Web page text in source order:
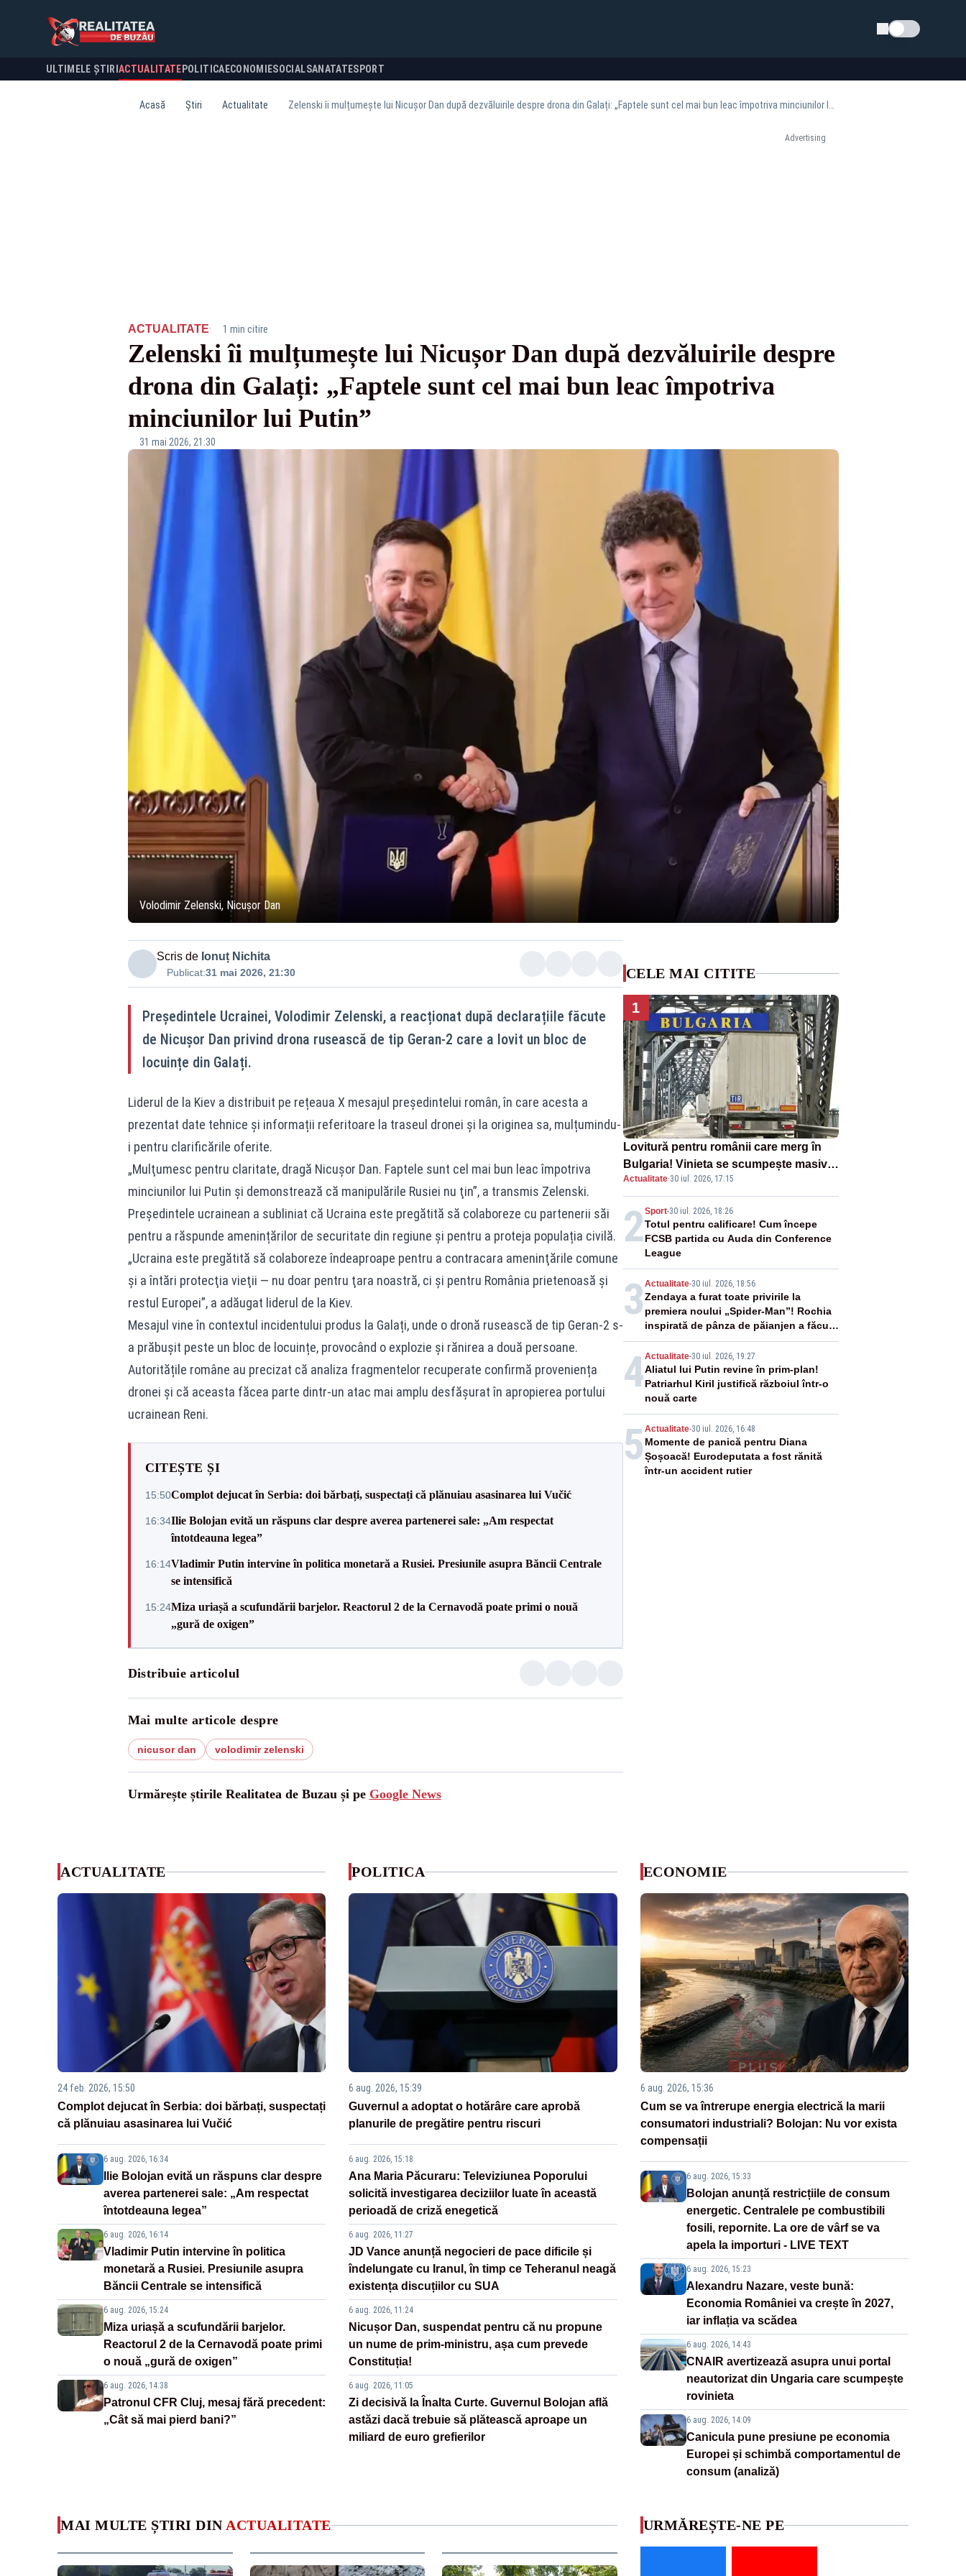
Schimba tema
ULTIMELE ȘTIRI ACTUALITATE POLITICA ECONOMIESOCIALSANATATESPORT
Acasă Știri Actualitate
Advertising
ACTUALITATE· 1 min citire
Zelenski îi mulțumește lui Nicușor Dan după dezvăluirile despre
drona din Galați: „Faptele sunt cel mai bun leac împotriva
minciunilor lui Putin”
31 mai 2026, 21:30
Volodimir Zelenski, Nicușor Dan
Scris de Ionuț Nichita
Publicat:31 mai 2026, 21:30
Președintele Ucrainei, Volodimir Zelenski, a reacționat după declarațiile făcute
de Nicușor Dan privind drona rusească de tip Geran-2 care a lovit un bloc de
locuințe din Galați.
Liderul de la Kiev a distribuit pe rețeaua X mesajul președintelui român, în care acesta a
prezentat date tehnice și informații referitoare la traseul dronei și la originea sa, mulțumindu-
i pentru clarificările oferite.
„Mulţumesc pentru claritate, dragă Nicuşor Dan. Faptele sunt cel mai bun leac împotriva
minciunilor lui Putin şi demonstrează că manipulările Rusiei nu ţin”, a transmis Zelenski.
Președintele ucrainean a subliniat că Ucraina este pregătită să colaboreze cu partenerii săi
pentru a răspunde amenințărilor de securitate din regiune și pentru a proteja populația civilă.
„Ucraina este pregătită să colaboreze îndeaproape pentru a contracara ameninţările comune
şi a întări protecţia vieţii — nu doar pentru ţara noastră, ci şi pentru România prietenoasă şi
restul Europei”, a adăugat liderul de la Kiev.
Mesajul vine în contextul incidentului produs la Galați, unde o dronă rusească de tip Geran-2 s-
a prăbușit peste un bloc de locuințe, provocând o explozie și rănirea a două persoane.
Autoritățile române au precizat că analiza fragmentelor recuperate confirmă proveniența
dronei și că aceasta făcea parte dintr-un atac mai amplu desfășurat în apropierea portului
ucrainean Reni.
CITEȘTE ȘI
15:50Complot dejucat în Serbia: doi bărbați, suspectați că plănuiau asasinarea lui Vučić
16:34Ilie Bolojan evită un răspuns clar despre averea partenerei sale: „Am respectat
întotdeauna legea”
16:14Vladimir Putin intervine în politica monetară a Rusiei. Presiunile asupra Băncii Centrale
se intensifică
15:24Miza uriașă a scufundării barjelor. Reactorul 2 de la Cernavodă poate primi o nouă
„gură de oxigen”
Distribuie articolul
Mai multe articole despre
nicusor dan volodimir zelenski
Urmărește știrile Realitatea de Buzau și pe Google News
CELE MAI CITITE
1
Lovitură pentru românii care merg în
Bulgaria! Vinieta se scumpește masiv
de la 1 august
Actualitate·30 iul. 2026, 17:15
2Sport-30 iul. 2026, 18:26
Totul pentru calificare! Cum începe
FCSB partida cu Auda din Conference
League
3 Actualitate-30 iul. 2026, 18:56
Zendaya a furat toate privirile la
premiera noului „Spider-Man”! Rochia
inspirată de pânza de păianjen a făcut
senzație
4Actualitate-30 iul. 2026, 19:27
Aliatul lui Putin revine în prim-plan!
Patriarhul Kiril justifică războiul într-o
nouă carte
5 Actualitate-30 iul. 2026, 16:48
Momente de panică pentru Diana
Șoșoacă! Eurodeputata a fost rănită
într-un accident rutier
ACTUALITATE
24 feb. 2026, 15:50
Complot dejucat în Serbia: doi bărbați, suspectați
că plănuiau asasinarea lui Vučić
6 aug. 2026, 16:34
Ilie Bolojan evită un răspuns clar despre
averea partenerei sale: „Am respectat
întotdeauna legea”
6 aug. 2026, 16:14
Vladimir Putin intervine în politica
monetară a Rusiei. Presiunile asupra
Băncii Centrale se intensifică
6 aug. 2026, 15:24
Miza uriașă a scufundării barjelor.
Reactorul 2 de la Cernavodă poate primi
o nouă „gură de oxigen”
6 aug. 2026, 14:38
Patronul CFR Cluj, mesaj fără precedent:
„Cât să mai pierd bani?”
POLITICA
6 aug. 2026, 15:39
Guvernul a adoptat o hotărâre care aprobă
planurile de pregătire pentru riscuri
6 aug. 2026, 15:18
Ana Maria Păcuraru: Televiziunea Poporului
solicită investigarea deciziilor luate în această
perioadă de criză enegetică
6 aug. 2026, 11:27
JD Vance anunță negocieri de pace dificile și
îndelungate cu Iranul, în timp ce Teheranul neagă
existența discuțiilor cu SUA
6 aug. 2026, 11:24
Nicușor Dan, suspendat pentru că nu propune
un nume de prim-ministru, așa cum prevede
Constituția!
6 aug. 2026, 11:05
Zi decisivă la Înalta Curte. Guvernul Bolojan află
astăzi dacă trebuie să plătească aproape un
miliard de euro grefierilor
ECONOMIE
6 aug. 2026, 15:36
Cum se va întrerupe energia electrică la marii
consumatori industriali? Bolojan: Nu vor exista
compensații
6 aug. 2026, 15:33
Bolojan anunță restricțiile de consum
energetic. Centralele pe combustibili
fosili, repornite. La ore de vârf se va
apela la importuri - LIVE TEXT
6 aug. 2026, 15:23
Alexandru Nazare, veste bună:
Economia României va crește în 2027,
iar inflația va scădea
6 aug. 2026, 14:43
CNAIR avertizează asupra unui portal
neautorizat din Ungaria care scumpește
rovinieta
6 aug. 2026, 14:09
Canicula pune presiune pe economia
Europei și schimbă comportamentul de
consum (analiză)
MAI MULTE ȘTIRI DIN ACTUALITATE URMĂREȘTE-NE PE